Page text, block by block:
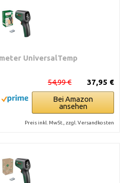
UniversalTemp
37,95 €
54,99 €
Bei Amazon
ansehen
Preis inkl. MwSt., zzgl. Versandkosten